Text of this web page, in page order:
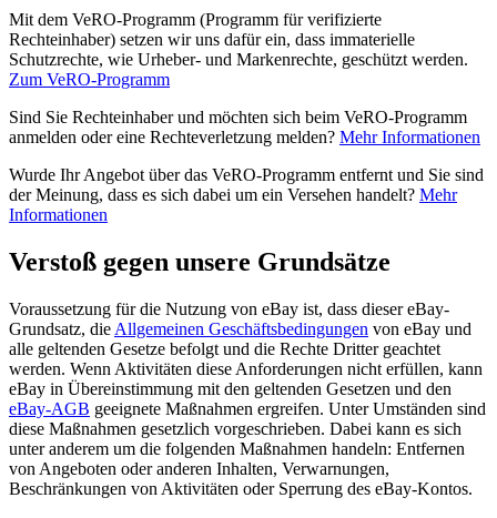
Mit dem VeRO-Programm (Programm für verifizierte
Rechteinhaber) setzen wir uns dafür ein, dass immaterielle
Schutzrechte, wie Urheber- und Markenrechte, geschützt werden.
Zum VeRO-Programm
Sind Sie Rechteinhaber und möchten sich beim VeRO-Programm
anmelden oder eine Rechteverletzung melden? Mehr Informationen
Wurde Ihr Angebot über das VeRO-Programm entfernt und Sie sind
der Meinung, dass es sich dabei um ein Versehen handelt? Mehr
Informationen
Verstoß gegen unsere Grundsätze
Voraussetzung für die Nutzung von eBay ist, dass dieser eBay-
Grundsatz, die Allgemeinen Geschäftsbedingungen von eBay und
alle geltenden Gesetze befolgt und die Rechte Dritter geachtet
werden. Wenn Aktivitäten diese Anforderungen nicht erfüllen, kann
eBay in Übereinstimmung mit den geltenden Gesetzen und den
eBay-AGB geeignete Maßnahmen ergreifen. Unter Umständen sind
diese Maßnahmen gesetzlich vorgeschrieben. Dabei kann es sich
unter anderem um die folgenden Maßnahmen handeln: Entfernen
von Angeboten oder anderen Inhalten, Verwarnungen,
Beschränkungen von Aktivitäten oder Sperrung des eBay-Kontos.